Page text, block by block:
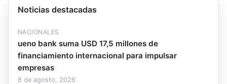
Noticias destacadas
NACIONALES
ueno bank suma USD 17,5 millones de
financiamiento internacional para impulsar
empresas
8 de agosto, 2026